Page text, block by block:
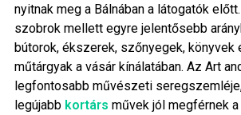
nyitnak meg a Bálnában a látogatók
szobrok mellett egyre jelentősebb
bútorok, ékszerek, szőnyegek, könyvek
műtárgyak a vásár kínálatában. Az Art
legfontosabb művészeti
legújabbkortárs művek jól megférnek